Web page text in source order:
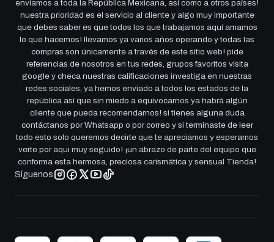
enviamos a toda la República Mexicana, así como a otros países!
nuestra prioridad es el servicio al cliente y algo muy importante
que debes saber es que todos los que trabajamos aquí amamos
lo que hacemos! llevamos ya varios años operando y todas las
compras son únicamente a través de este sitio web! pide
referencias de nosotros en tus redes, grupos favoritos visita
google y checa nuestras calificaciones investiga en nuestras
redes sociales, ya hemos enviado a todos los estados de la
república así que sin miedo a equivocarnos ya habrá algún
cliente que pueda recomendarnos! si tienes alguna duda
contáctanos por Whatsapp o por correo y si terminaste de leer
todo esto solo queremos decirte que te apreciamos y esperamos
verte por aqui muy seguido! ¡un abrazo de parte del equipo que
conforma esta hermosa, preciosa carismática y sensual Tienda!
Síguenos